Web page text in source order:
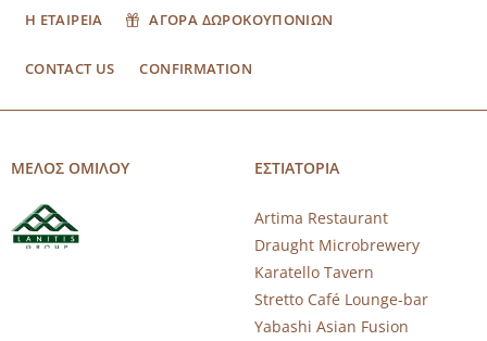
Η ΕΤΑΙΡΕΙΑ ΑΓΟΡΑ ΔΩΡΟΚΟΥΠΟΝΙΩΝ
CONTACT US CONFIRMATION
ΜΕΛΟΣ ΟΜΙΛΟΥ ΕΣΤΙΑΤΟΡΙΑ
Artima Restaurant
Draught Microbrewery
Karatello Tavern
Stretto Café Lounge-bar
Yabashi Asian Fusion